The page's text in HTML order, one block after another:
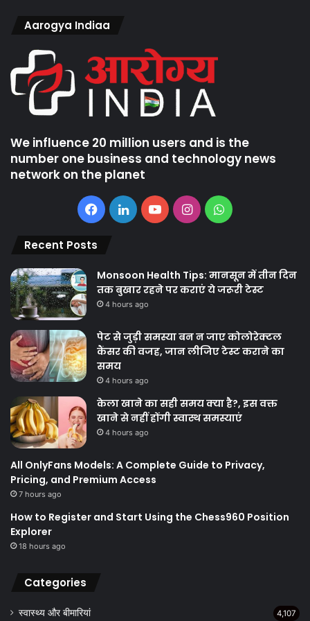
Aarogya Indiaa
We influence 20 million users and is the
number one business and technology news
network on the planet
Facebook
LinkedInYouTubeInstagramWhatsApp
Recent Posts
Monsoon Health Tips: मानसून में तीन दिन
तक बुखार रहने पर कराएं ये जरूरी टेस्ट
4 hours ago
पेट से जुड़ी समस्या बन न जाए कोलोरेक्टल
कैंसर की वजह, जान लीजिए टेस्ट कराने का
समय
4 hours ago
केला खाने का सही समय क्‍या है?, इस वक्त
खाने से नहीं होंगी स्वास्थ समस्याएं
4 hours ago
All OnlyFans Models: A Complete Guide to Privacy,
Pricing, and Premium Access
7 hours ago
How to Register and Start Using the Chess960 Position
Explorer
18 hours ago
Categories
स्वास्थ्य और बीमारियां 4,107